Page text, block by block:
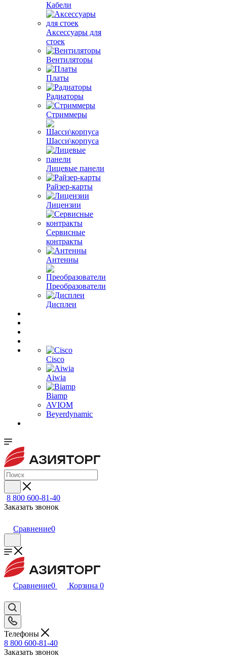
Кабели
Аксессуары для
стоек
Вентиляторы
Платы
Радиаторы
Стриммеры
Шасси\корпуса
Лицевые панели
Райзер-карты
Лицензии
Сервисные
контракты
Антенны
Преобразователи
Дисплеи
Cisco
Aiwia
Biamp
AVIOM
Beyerdynamic
8 800 600-81-40
Заказать звонок
Сравнение0
Сравнение0 Корзина 0
Телефоны
8 800 600-81-40
Заказать звонок